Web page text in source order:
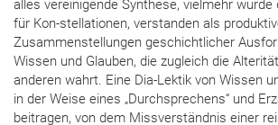
alles vereinigende Synthese, vielmehr
für Kon-stellationen, verstanden als
Zusammenstellungen geschichtlicher
Wissen und Glauben, die zugleich die
anderen wahrt. Eine Dia-Lektik von Wissen
in der Weise eines „Durchsprechens“ und
beitragen, von dem Missverständnis einer